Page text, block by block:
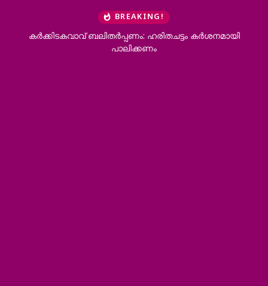
BREAKING!
കര്‍ക്കിടകവാവ് ബലിതര്‍പ്പണം: ഹരിതചട്ടം കര്‍ശനമായി
പാലിക്കണം